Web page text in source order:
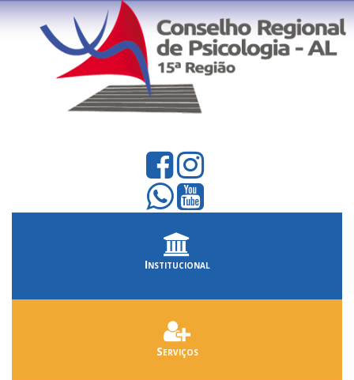
Institucional
Serviços